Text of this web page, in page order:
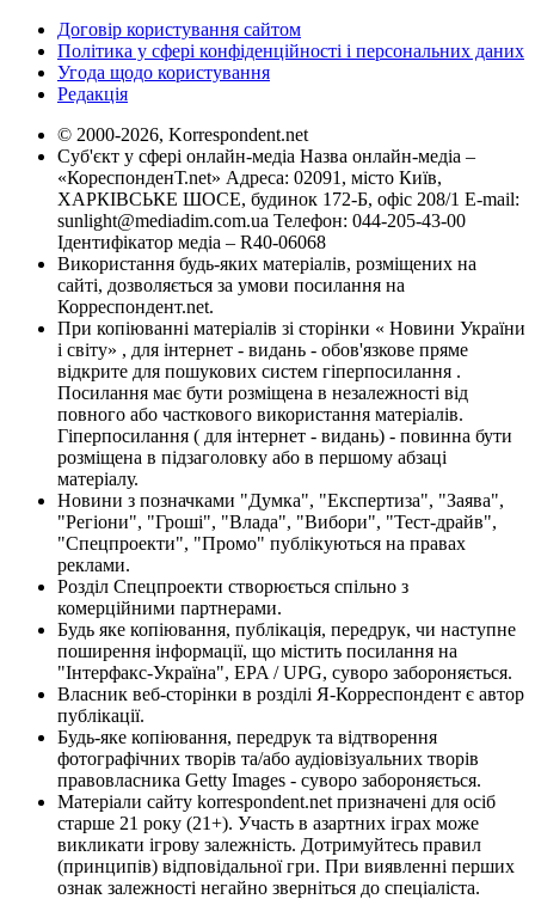
Договір користування сайтом
Політика у сфері конфіденційності і персональних даних
Угода щодо користування
Редакція
© 2000-2026, Korrespondent.net
Суб'єкт у сфері онлайн-медіа Назва онлайн-медіа –
«КореспонденТ.net» Адреса: 02091, місто Київ,
ХАРКІВСЬКЕ ШОСЕ, будинок 172-Б, офіс 208/1 E-mail:
sunlight@mediadim.com.ua Телефон: 044-205-43-00
Ідентифікатор медіа – R40-06068
Використання будь-яких матеріалів, розміщених на
сайті, дозволяється за умови посилання на
Корреспондент.net.
При копіюванні матеріалів зі сторінки « Новини України
і світу» , для інтернет - видань - обов'язкове пряме
відкрите для пошукових систем гіперпосилання .
Посилання має бути розміщена в незалежності від
повного або часткового використання матеріалів.
Гіперпосилання ( для інтернет - видань) - повинна бути
розміщена в підзаголовку або в першому абзаці
матеріалу.
Новини з позначками "Думка", "Експертиза", "Заява",
"Регіони", "Гроші", "Влада", "Вибори", "Тест-драйв",
"Спецпроекти", "Промо" публікуються на правах
реклами.
Розділ Спецпроекти створюється спільно з
комерційними партнерами.
Будь яке копіювання, публікація, передрук, чи наступне
поширення інформації, що містить посилання на
"Інтерфакс-Україна", EPA / UPG, суворо забороняється.
Власник веб-сторінки в розділі Я-Корреспондент є автор
публікації.
Будь-яке копіювання, передрук та відтворення
фотографічних творів та/або аудіовізуальних творів
правовласника Getty Images - суворо забороняється.
Матеріали сайту korrespondent.net призначені для осіб
старше 21 року (21+). Участь в азартних іграх може
викликати ігрову залежність. Дотримуйтесь правил
(принципів) відповідальної гри. При виявленні перших
ознак залежності негайно зверніться до спеціаліста.